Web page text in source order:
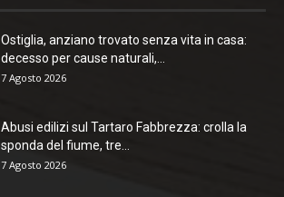
Ostiglia, anziano trovato senza vita in casa:
decesso per cause naturali,...
7 Agosto 2026
Abusi edilizi sul Tartaro Fabbrezza: crolla la
sponda del fiume, tre...
7 Agosto 2026